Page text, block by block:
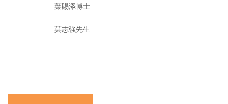
葉賜添博士
莫志強先生